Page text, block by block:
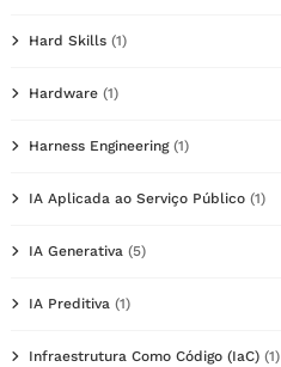
Hard Skills (1)
Hardware (1)
Harness Engineering(1)
IA Aplicada ao Serviço Público (1)
IA Generativa (5)
IA Preditiva (1)
Infraestrutura Como Código (IaC) (1)